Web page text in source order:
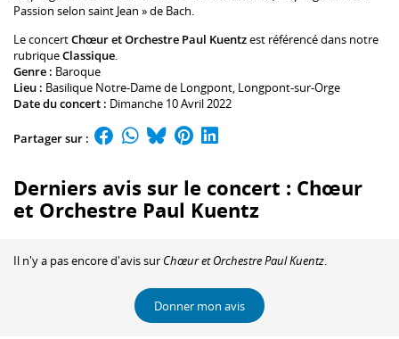
Passion selon saint Jean » de Bach.
Le concertChœur et Orchestre Paul Kuentzest référencé dans notre
rubriqueClassique.
Genre : Baroque
Lieu : Basilique Notre-Dame de Longpont, Longpont-sur-Orge
Date du concert : Dimanche 10 Avril 2022
Partager sur :
Derniers avis sur le concert : Chœur
et Orchestre Paul Kuentz
Il n'y a pas encore d'avis sur Chœur et Orchestre Paul Kuentz.
Donner mon avis